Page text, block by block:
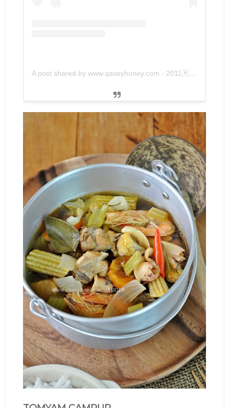
A post shared by www.qaseyhoney.com - 2011🇲🇾 (@qaseyhoney)